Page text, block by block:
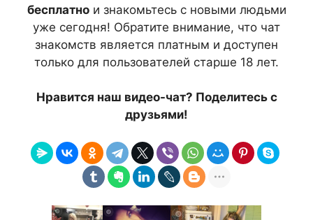
бесплатнои знакомьтесь с новыми людьми
уже сегодня! Обратите внимание, что чат
знакомств является платным и доступен
только для пользователей старше 18 лет.
Нравится наш видео-чат? Поделитесь с
друзьями!